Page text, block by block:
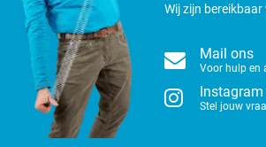
Wij zijn
Mail ons
Voor hulp en
Instagram
Stel jouw